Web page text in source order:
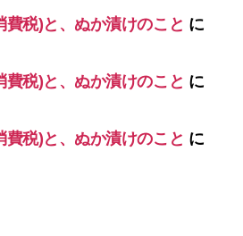
税)と、ぬか漬けのこと に
税)と、ぬか漬けのこと に
税)と、ぬか漬けのこと に